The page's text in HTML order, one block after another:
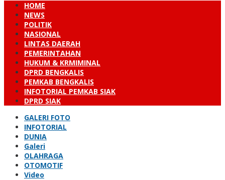
HOME
NEWS
POLITIK
NASIONAL
LINTAS DAERAH
PEMERINTAHAN
HUKUM & KRMIMINAL
DPRD BENGKALIS
PEMKAB BENGKALIS
INFOTORIAL PEMKAB SIAK
DPRD SIAK
GALERI FOTO
INFOTORIAL
DUNIA
Galeri
OLAHRAGA
OTOMOTIF
Video